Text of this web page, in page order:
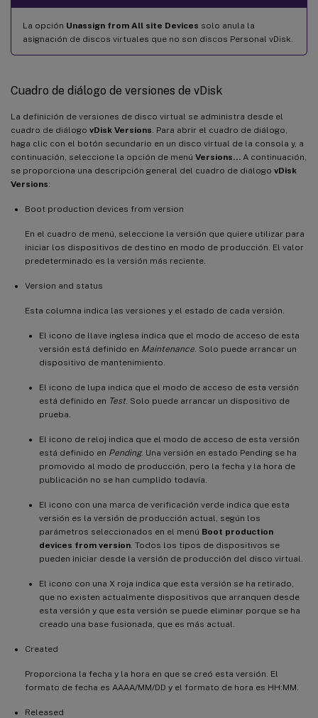
La opción Unassign from All site Devices solo anula la
asignación de discos virtuales que no son discos Personal vDisk.
Cuadro de diálogo de versiones de vDisk
La definición de versiones de disco virtual se administra desde el
cuadro de diálogo vDisk Versions . Para abrir el cuadro de diálogo,
haga clic con el botón secundario en un disco virtual de la consola y, a
continuación, seleccione la opción de menú Versions… A continuación,
se proporciona una descripción general del cuadro de diálogo vDisk
Versions:
Boot production devices from version
En el cuadro de menú, seleccione la versión que quiere utilizar para
iniciar los dispositivos de destino en modo de producción. El valor
predeterminado es la versión más reciente.
Version and status
Esta columna indica las versiones y el estado de cada versión.
El icono de llave inglesa indica que el modo de acceso de esta
versión está definido en Maintenance . Solo puede arrancar un
dispositivo de mantenimiento.
El icono de lupa indica que el modo de acceso de esta versión
está definido en Test. Solo puede arrancar un dispositivo de
prueba.
El icono de reloj indica que el modo de acceso de esta versión
está definido en Pending. Una versión en estado Pending se ha
promovido al modo de producción, pero la fecha y la hora de
publicación no se han cumplido todavía.
El icono con una marca de verificación verde indica que esta
versión es la versión de producción actual, según los
parámetros seleccionados en el menú Boot production
devices from version . Todos los tipos de dispositivos se
pueden iniciar desde la versión de producción del disco virtual.
El icono con una X roja indica que esta versión se ha retirado,
que no existen actualmente dispositivos que arranquen desde
esta versión y que esta versión se puede eliminar porque se ha
creado una base fusionada, que es más actual.
Created
Proporciona la fecha y la hora en que se creó esta versión. El
formato de fecha es AAAA/MM/DD y el formato de hora es HH:MM.
Released